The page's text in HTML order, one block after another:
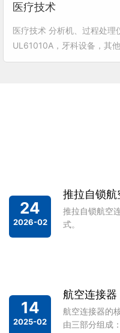
医疗技术
医疗技术 分析机、过程处理
UL61010A，牙科设备，其
管），电外科学设备，起搏
24
2026-02
推拉自锁
推拉自锁航空
式。
14
2025-02
航空连接
航空连接器的
由三部分组成